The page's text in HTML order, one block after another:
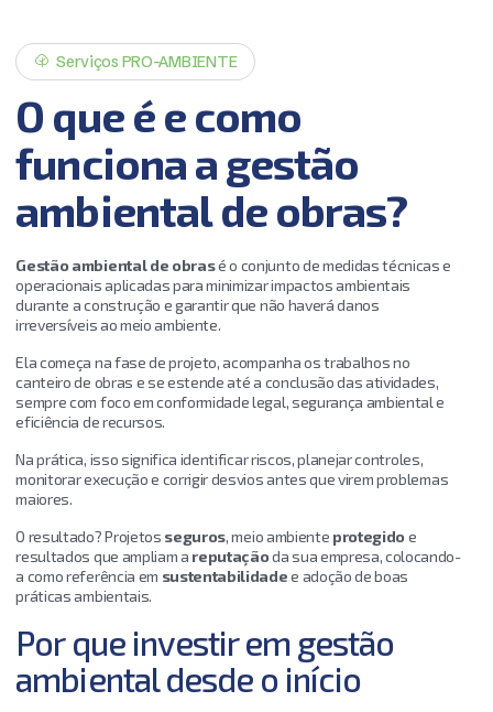
Serviços PRO-AMBIENTE
O queéecomo
funcionaa gestão
ambientaldeobras?
Gestão ambiental de obrasé o conjunto de medidas técnicas e
operacionais aplicadas para minimizar impactos ambientais
durante a construção e garantir que não haverá danos
irreversíveis ao meio ambiente.
Ela começa na fase de projeto, acompanha os trabalhos no
canteiro de obras e se estende até a conclusão das atividades,
sempre com foco em conformidade legal, segurança ambiental e
eficiência de recursos.
Na prática, isso significa identificar riscos, planejar controles,
monitorar execução e corrigir desvios antes que virem problemas
maiores.
O resultado? Projetos seguros, meio ambiente protegidoe
resultados que ampliam a reputaçãoda sua empresa, colocando-
a como referência em sustentabilidadee adoção de boas
práticas ambientais.
Por que investir em gestão
ambiental desde o início